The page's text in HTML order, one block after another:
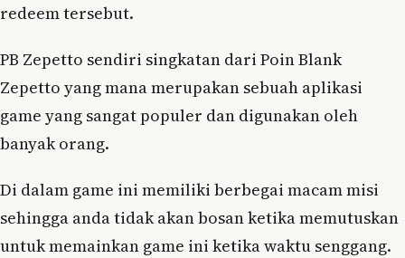
redeem tersebut.
PB Zepetto sendiri singkatan dari Poin Blank
Zepetto yang mana merupakan sebuah aplikasi
game yang sangat populer dan digunakan oleh
banyak orang.
Di dalam game ini memiliki berbegai macam misi
sehingga anda tidak akan bosan ketika memutuskan
untuk memainkan game ini ketika waktu senggang.